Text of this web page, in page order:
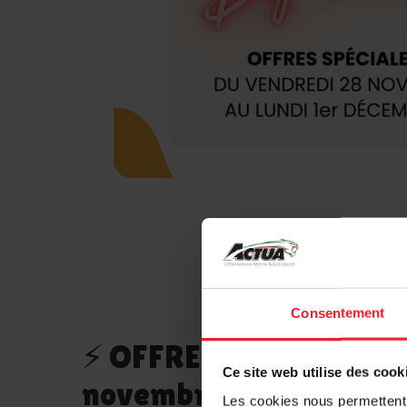
Consentement
Ce site web utilise des
Les cookies nous
⚡ OFFRE FLASH –
novembre seulement !